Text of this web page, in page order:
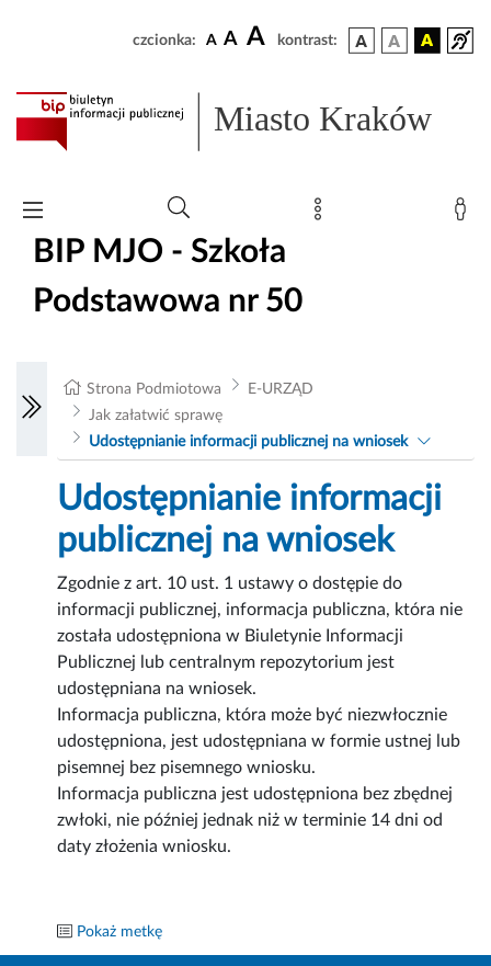
czcionka: A A A kontrast:
Miasto Kraków
BIP MJO - Szkoła
Podstawowa nr 50
Strona Podmiotowa
E-URZĄD
Jak załatwić sprawę
Udostępnianie informacji publicznej na wniosek
Udostępnianie informacji
publicznej na wniosek
Zgodnie z art. 10 ust. 1 ustawy o dostępie do
informacji publicznej, informacja publiczna, która nie
została udostępniona w Biuletynie Informacji
Publicznej lub centralnym repozytorium jest
udostępniana na wniosek.
Informacja publiczna, która może być niezwłocznie
udostępniona, jest udostępniana w formie ustnej lub
pisemnej bez pisemnego wniosku.
Informacja publiczna jest udostępniona bez zbędnej
zwłoki, nie później jednak niż w terminie 14 dni od
daty złożenia wniosku.
Pokaż metkę